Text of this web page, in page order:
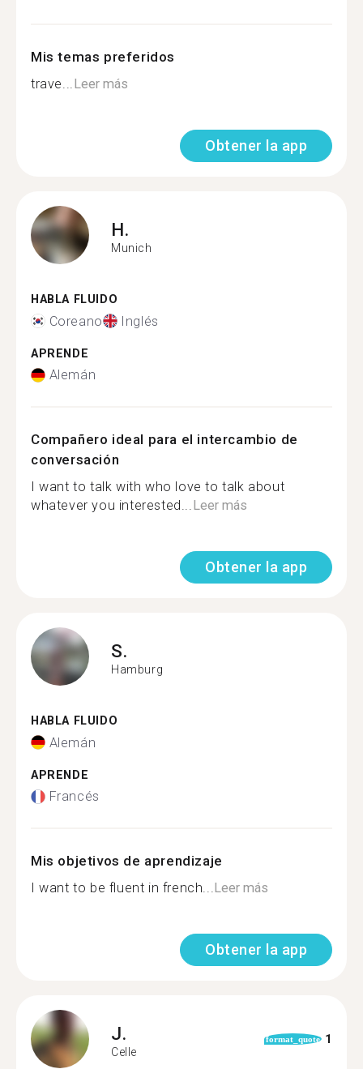
Mis temas preferidos
trave...Leer más
Obtener la app
H.
Munich
HABLA FLUIDO
Coreano Inglés
APRENDE
Alemán
Compañero ideal para el intercambio de
conversación
I want to talk with who love to talk about
whatever you interested...Leer más
Obtener la app
S.
Hamburg
HABLA FLUIDO
Alemán
APRENDE
Francés
Mis objetivos de aprendizaje
I want to be fluent in french...Leer más
Obtener la app
J.
Celle
format_quote 1